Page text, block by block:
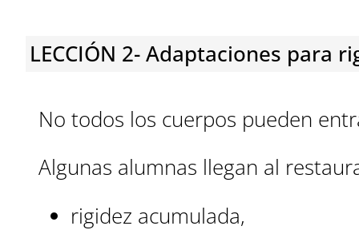
LECCIÓN 2- Adaptaciones para
No todos los cuerpos pueden
Algunas alumnas llegan al
rigidez acumulada,